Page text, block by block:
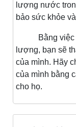
lượng nước
bảo sức khỏe
Bằng việc sử
lượng, bạn sẽ
của mình. Hãy
của mình bằng
cho họ.